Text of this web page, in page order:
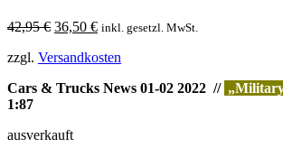
42,95€ Ursprünglicher
war:
36,50 €Aktueller
ist:
inkl. gesetzl. MwSt.
zzgl. Versandkosten
Cars & Trucks News 01-02 2022 //
1:87
ausverkauft